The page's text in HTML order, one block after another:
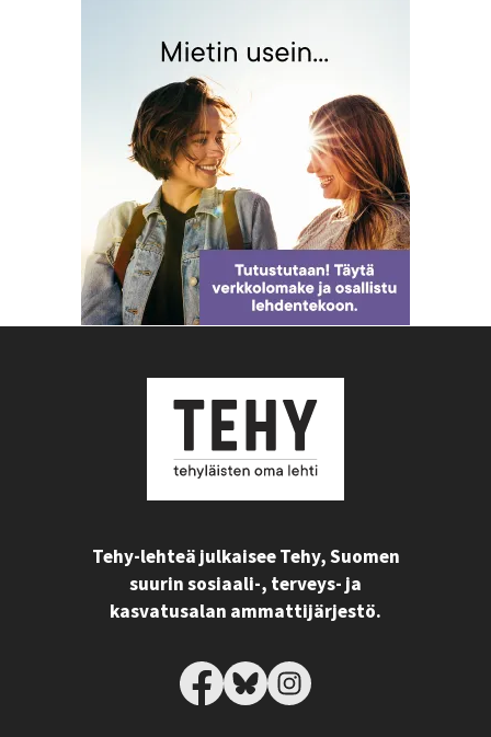
Tehy-lehteä julkaisee Tehy, Suomen
suurin sosiaali-, terveys- ja
kasvatusalan ammattijärjestö.